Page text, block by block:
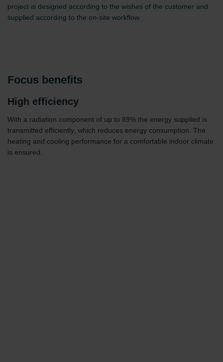
project is designed according to the wishes of the customer and
supplied according to the on-site workflow.
Focus benefits
High efficiency
With a radiation component of up to 89% the energy supplied is
transmitted efficiently, which reduces energy consumption. The
heating and cooling performance for a comfortable indoor climate
is ensured.